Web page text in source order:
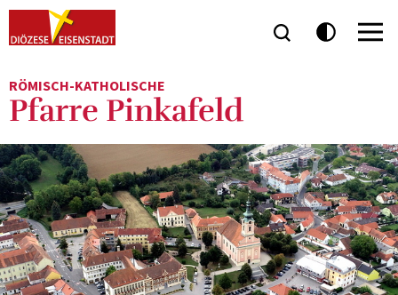
RÖMISCH-KATHOLISCHE
Pfarre Pinkafeld